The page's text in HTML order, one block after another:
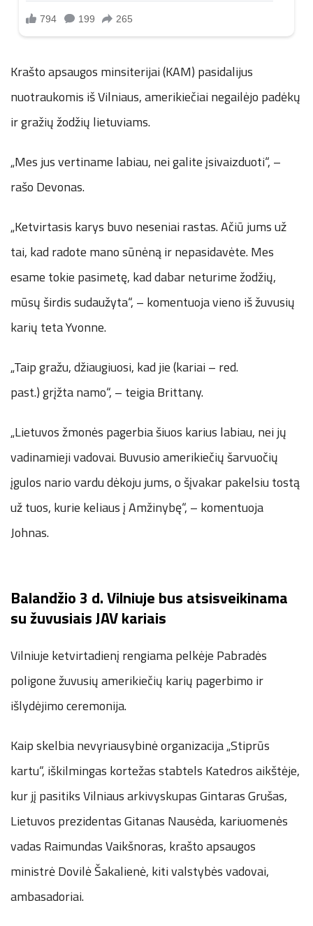
Krašto apsaugos minsiterijai (KAM) pasidalijus
nuotraukomis iš Vilniaus, amerikiečiai negailėjo padėkų
ir gražių žodžių lietuviams.
„Mes jus vertiname labiau, nei galite įsivaizduoti“, –
rašo Devonas.
„Ketvirtasis karys buvo neseniai rastas. Ačiū jums už
tai, kad radote mano sūnėną ir nepasidavėte. Mes
esame tokie pasimetę, kad dabar neturime žodžių,
mūsų širdis sudaužyta“, – komentuoja vieno iš žuvusių
karių teta Yvonne.
„Taip gražu, džiaugiuosi, kad jie (kariai – red.
past.) grįžta namo“, – teigia Brittany.
„Lietuvos žmonės pagerbia šiuos karius labiau, nei jų
vadinamieji vadovai. Buvusio amerikiečių šarvuočių
įgulos nario vardu dėkoju jums, o šįvakar pakelsiu tostą
už tuos, kurie keliaus į Amžinybę“, – komentuoja
Johnas.
Balandžio 3 d. Vilniuje bus atsisveikinama
su žuvusiais JAV kariais
Vilniuje ketvirtadienį rengiama pelkėje Pabradės
poligone žuvusių amerikiečių karių pagerbimo ir
išlydėjimo ceremonija.
Kaip skelbia nevyriausybinė organizacija „Stiprūs
kartu“, iškilmingas kortežas stabtels Katedros aikštėje,
kur jį pasitiks Vilniaus arkivyskupas Gintaras Grušas,
Lietuvos prezidentas Gitanas Nausėda, kariuomenės
vadas Raimundas Vaikšnoras, krašto apsaugos
ministrė Dovilė Šakalienė, kiti valstybės vadovai,
ambasadoriai.